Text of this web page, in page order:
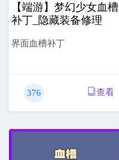
【端游】梦幻少女血槽
补丁_隐藏装备修理
界面血槽补丁
376 查看